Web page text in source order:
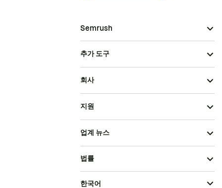
Semrush
추가 도구
회사
지원
업계 뉴스
법률
한국어